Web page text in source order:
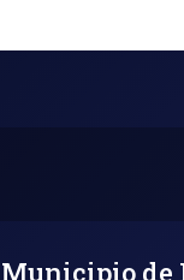
Municipio de